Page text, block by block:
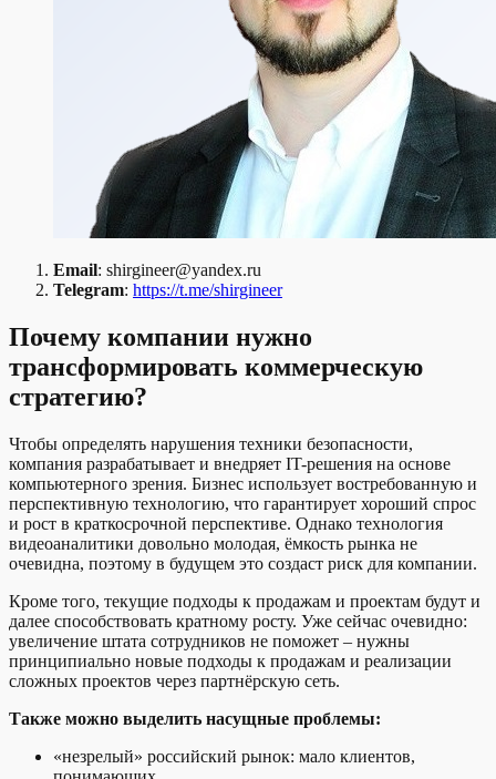
Email: shirgineer@yandex.ru
Telegram: https://t.me/shirgineer
Почему компании нужно
трансформировать коммерческую
стратегию?
Чтобы определять нарушения техники безопасности,
компания разрабатывает и внедряет IT-решения на основе
компьютерного зрения. Бизнес использует востребованную и
перспективную технологию, что гарантирует хороший спрос
и рост в краткосрочной перспективе. Однако технология
видеоаналитики довольно молодая, ёмкость рынка не
очевидна, поэтому в будущем это создаст риск для компании.
Кроме того, текущие подходы к продажам и проектам будут и
далее способствовать кратному росту. Уже сейчас очевидно:
увеличение штата сотрудников не поможет – нужны
принципиально новые подходы к продажам и реализации
сложных проектов через партнёрскую сеть.
Также можно выделить насущные проблемы:
«незрелый» российский рынок: мало клиентов,